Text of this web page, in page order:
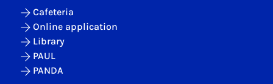
Cafeteria
Online application
Library
PAUL
PANDA